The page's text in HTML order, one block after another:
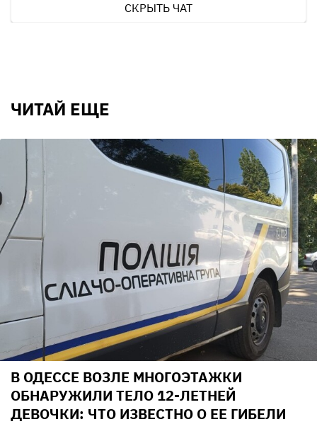
СКРЫТЬ ЧАТ
ЧИТАЙ ЕЩЕ
В ОДЕССЕ ВОЗЛЕ МНОГОЭТАЖКИ
ОБНАРУЖИЛИ ТЕЛО 12-ЛЕТНЕЙ
ДЕВОЧКИ: ЧТО ИЗВЕСТНО О ЕЕ ГИБЕЛИ